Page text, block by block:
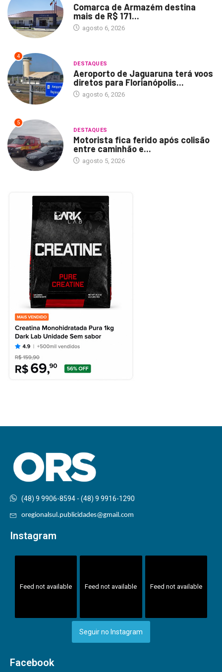
Comarca de Armazém destina
mais de R$ 171...
agosto 6, 2026
4
DESTAQUES
Aeroporto de Jaguaruna terá voos
diretos para Florianópolis...
agosto 6, 2026
5
DESTAQUES
Motorista fica ferido após colisão
entre caminhão e...
agosto 5, 2026
(48) 9 9906-8594 - (48) 9 9916-1290
oregionalsul.publicidades@gmail.com
Instagram
Feed not available Feed not available Feed not available
Seguir no Instagram
Facebook